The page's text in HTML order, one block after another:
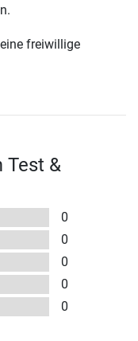
freiwillige
Test &
0
0
0
0
0